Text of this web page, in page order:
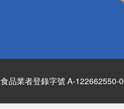
食品業者登錄字號 A-122662550-